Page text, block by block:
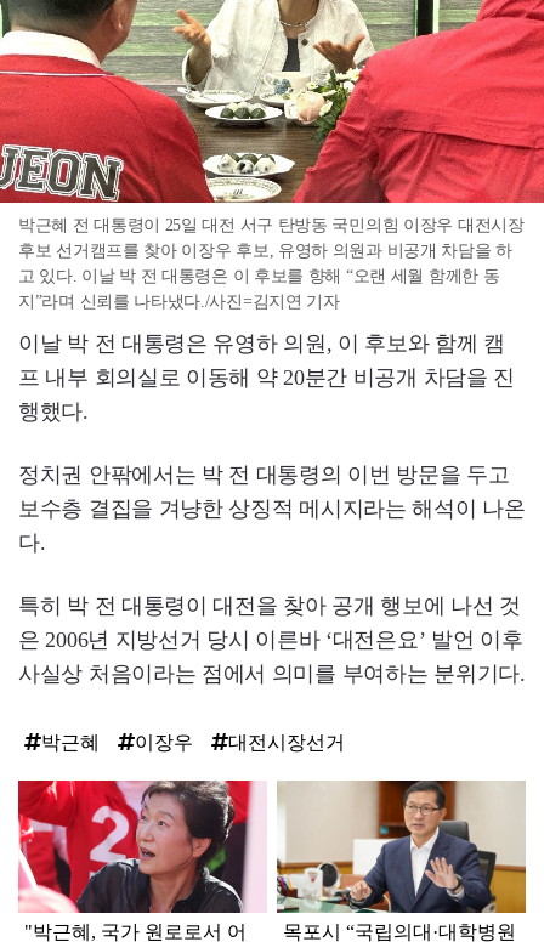
박근혜 전 대통령이 25일 대전 서구 탄방동 국민의힘 이장우 대전시장
후보 선거캠프를 찾아 이장우 후보, 유영하 의원과 비공개 차담을 하
고 있다. 이날 박 전 대통령은 이 후보를 향해 “오랜 세월 함께한 동
지”라며 신뢰를 나타냈다./사진=김지연 기자
이날 박 전 대통령은 유영하 의원, 이 후보와 함께 캠
프 내부 회의실로 이동해 약 20분간 비공개 차담을 진
행했다.
정치권 안팎에서는 박 전 대통령의 이번 방문을 두고
보수층 결집을 겨냥한 상징적 메시지라는 해석이 나온
다.
특히 박 전 대통령이 대전을 찾아 공개 행보에 나선 것
은 2006년 지방선거 당시 이른바 ‘대전은요’ 발언 이후
사실상 처음이라는 점에서 의미를 부여하는 분위기다.
박근혜 이장우 대전시장선거
탑
라
인
"박근혜, 국가 원로로서 어 목포시 “국립의대·대학병원